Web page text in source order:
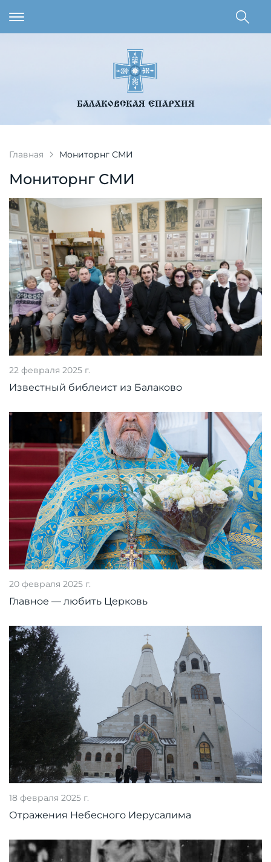
БАЛАКОВСКАЯ ЕПАРХИЯ
Главная Мониторнг СМИ
Мониторнг СМИ
22 февраля 2025 г.
Известный библеист из Балаково
20 февраля 2025 г.
Главное — любить Церковь
18 февраля 2025 г.
Отражения Небесного Иерусалима